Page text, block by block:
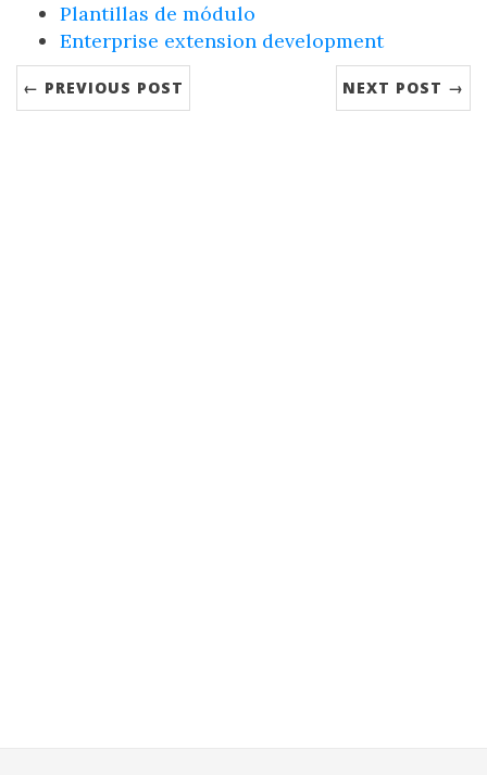
Plantillas de módulo
Enterprise extension development
← PREVIOUS POST NEXT POST →